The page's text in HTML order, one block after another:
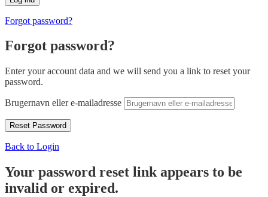
Forgot password?
Forgot password?
Enter your account data and we will send you a link to reset your
password.
Brugernavn eller e-mailadresse
Back to Login
Your password reset link appears to be
invalid or expired.